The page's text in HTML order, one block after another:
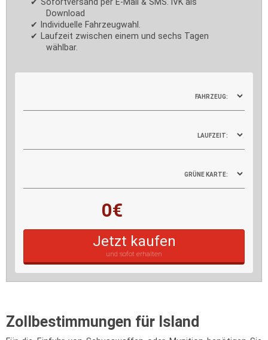
Download
Individuelle Fahrzeugwahl.
Laufzeit zwischen einem und sechs Tagen
wählbar.
FAHRZEUG:
LAUFZEIT:
GRÜNE KARTE:
0€
Jetzt kaufen
und sofot erhalten
Zollbestimmungen für Island